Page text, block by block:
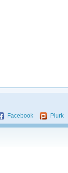
Facebook Plurk